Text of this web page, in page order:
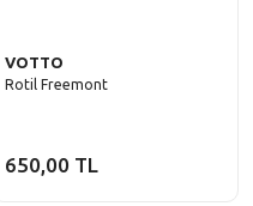
VOTTO
Rotil Freemont
650,00 TL